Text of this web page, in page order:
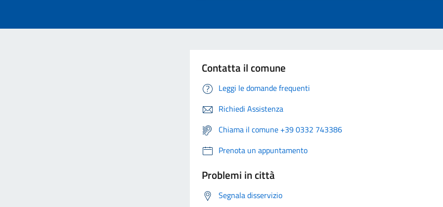
Contatta il comune
Leggi le domande frequenti
Richiedi Assistenza
Chiama il comune +39 0332 743386
Prenota un appuntamento
Problemi in città
Segnala disservizio